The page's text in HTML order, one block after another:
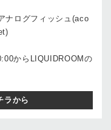
ナログフィッシュ(aco
からLIQUIDROOMの
ラから